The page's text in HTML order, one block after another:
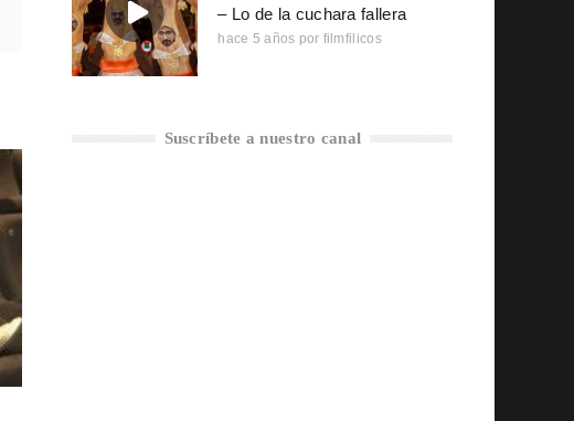
– Lo de la cuchara fallera
hace 5 años por filmfilicos
Suscríbete a nuestro canal